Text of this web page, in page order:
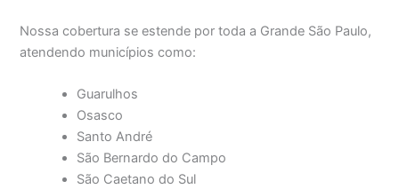
Nossa cobertura se estende por toda a Grande São Paulo,
atendendo municípios como:
Guarulhos
Osasco
Santo André
São Bernardo do Campo
São Caetano do Sul